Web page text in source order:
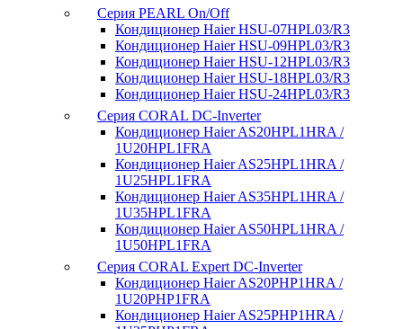
Серия PEARL On/Off
Кондиционер Haier HSU-07HPL03/R3
Кондиционер Haier HSU-09HPL03/R3
Кондиционер Haier HSU-12HPL03/R3
Кондиционер Haier HSU-18HPL03/R3
Кондиционер Haier HSU-24HPL03/R3
Серия CORAL DC-Inverter
Кондиционер Haier AS20HPL1HRA /
1U20HPL1FRA
Кондиционер Haier AS25HPL1HRA /
1U25HPL1FRA
Кондиционер Haier AS35HPL1HRA /
1U35HPL1FRA
Кондиционер Haier AS50HPL1HRA /
1U50HPL1FRA
Серия CORAL Expert DC-Inverter
Кондиционер Haier AS20PHP1HRA /
1U20PHP1FRA
Кондиционер Haier AS25PHP1HRA /